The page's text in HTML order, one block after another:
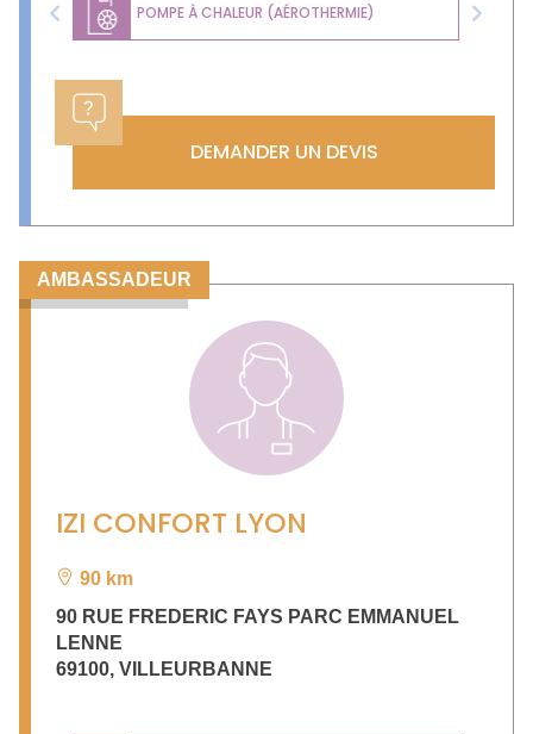
POMPE À CHALEUR (AÉROTHERMIE)
Previous Next
DEMANDER UN DEVIS
AMBASSADEUR
IZI CONFORT LYON
90 km
90 RUE FREDERIC FAYS PARC EMMANUEL
LENNE
69100, VILLEURBANNE